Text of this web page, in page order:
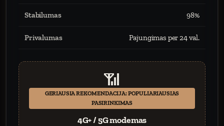
Stabilumas 98%
Privalumas Pajungimas per 24 val.
📶
GERIAUSIA REKOMENDACIJA: POPULIARIAUSIAS
PASIRINKIMAS
4G+ / 5G modemas